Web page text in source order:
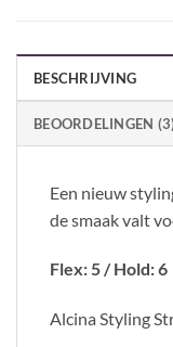
BESCHRIJVING
BEOORDELINGEN
Een nieuw
de smaak valt
Flex: 5 / Hold: 6
Alcina Styling